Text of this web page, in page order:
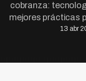
cobranza:
mejores prácticas
13 abr